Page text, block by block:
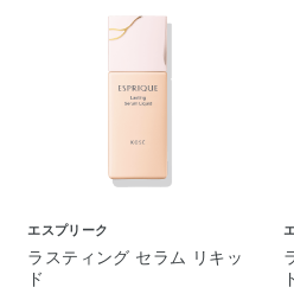
エスプリーク
ラスティング セラム リキッ
ド